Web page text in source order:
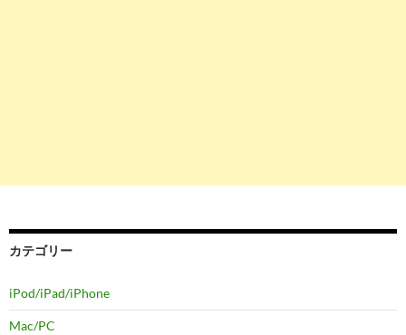
カテゴリー
iPod/iPad/iPhone
Mac/PC